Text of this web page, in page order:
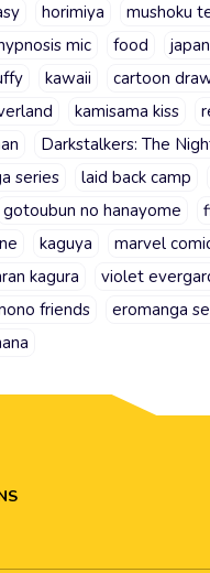
horimiya mushoku
mic food
kawaii cartoon
kamisama kiss
Darkstalkers: The
series laid back camp
gotoubun no hanayome
kaguya marvel
kagura violet
friends eromanga